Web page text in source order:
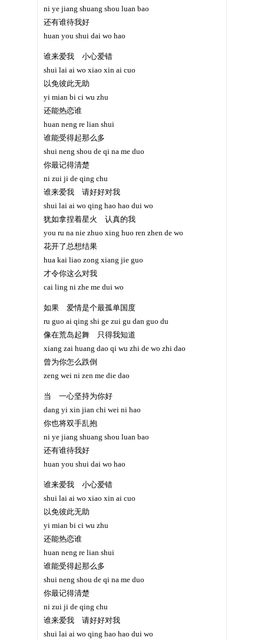
ni ye jiang shuang shou luan bao
还有谁待我好
huan you shui dai wo hao
谁来爱我 小心爱错
shui lai ai wo xiao xin ai cuo
以免彼此无助
yi mian bi ci wu zhu
还能热恋谁
huan neng re lian shui
谁能受得起那么多
shui neng shou de qi na me duo
你最记得清楚
ni zui ji de qing chu
谁来爱我 请好好对我
shui lai ai wo qing hao hao dui wo
犹如拿捏着星火 认真的我
you ru na nie zhuo xing huo ren zhen de wo
花开了总想结果
hua kai liao zong xiang jie guo
才令你这么对我
cai ling ni zhe me dui wo
如果 爱情是个最孤单国度
ru guo ai qing shi ge zui gu dan guo du
像在荒岛起舞 只得我知道
xiang zai huang dao qi wu zhi de wo zhi dao
曾为你怎么跌倒
zeng wei ni zen me die dao
当 一心坚持为你好
dang yi xin jian chi wei ni hao
你也将双手乱抱
ni ye jiang shuang shou luan bao
还有谁待我好
huan you shui dai wo hao
谁来爱我 小心爱错
shui lai ai wo xiao xin ai cuo
以免彼此无助
yi mian bi ci wu zhu
还能热恋谁
huan neng re lian shui
谁能受得起那么多
shui neng shou de qi na me duo
你最记得清楚
ni zui ji de qing chu
谁来爱我 请好好对我
shui lai ai wo qing hao hao dui wo